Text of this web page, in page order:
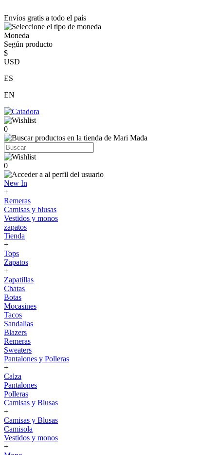
Envíos gratis a todo el país
Moneda
Según producto
$
USD
ES
EN
0
0
New In
+
Remeras
Camisas y blusas
Vestidos y monos
zapatos
Tienda
+
Tops
Zapatos
+
Zapatillas
Chatas
Botas
Mocasines
Tacos
Sandalias
Blazers
Remeras
Sweaters
Pantalones y Polleras
+
Calza
Pantalones
Polleras
Camisas y Blusas
+
Camisas y Blusas
Camisola
Vestidos y monos
+